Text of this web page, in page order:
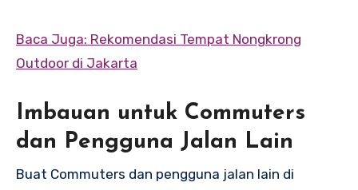
Baca Juga: Rekomendasi Tempat Nongkrong
Outdoor di Jakarta
Imbauan untuk Commuters
dan Pengguna Jalan Lain
Buat Commuters dan pengguna jalan lain di